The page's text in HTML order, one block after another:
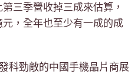
三季營收掉三成來估算，
，全年也至少有一成的成
科勁敵的中國手機晶片商展